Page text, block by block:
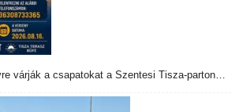
várják a csapatokat a Szentesi Tisza-parton…